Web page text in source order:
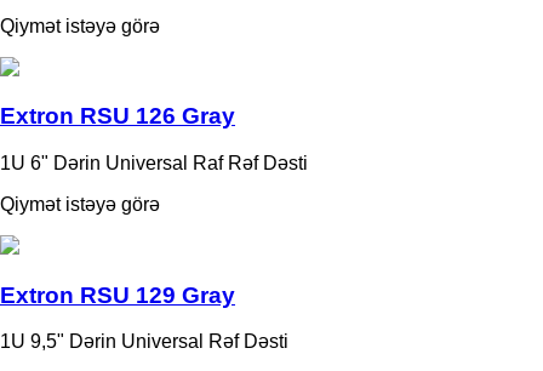
Qiymət istəyə görə
Extron RSU 126 Gray
1U 6" Dərin Universal Raf Rəf Dəsti
Qiymət istəyə görə
Extron RSU 129 Gray
1U 9,5" Dərin Universal Rəf Dəsti